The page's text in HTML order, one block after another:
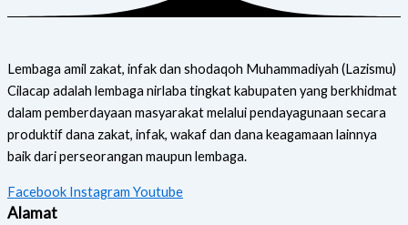
Lembaga amil zakat, infak dan shodaqoh Muhammadiyah (Lazismu)
Cilacap adalah lembaga nirlaba tingkat kabupaten yang berkhidmat
dalam pemberdayaan masyarakat melalui pendayagunaan secara
produktif dana zakat, infak, wakaf dan dana keagamaan lainnya
baik dari perseorangan maupun lembaga.
Facebook Instagram Youtube
Alamat